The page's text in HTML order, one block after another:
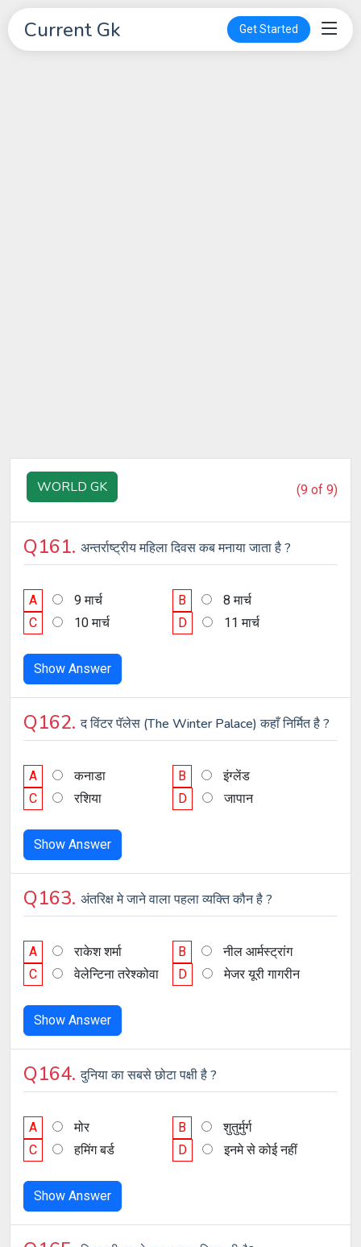
Current Gk Get Started
WORLD GK (9 of 9)
Q161. अन्तर्राष्ट्रीय महिला दिवस कब मनाया जाता है ?
A 9 मार्च B
8 मार्च
C
10 मार्च D 11 मार्च
Show Answer
Q162.द विंटर पॅलेस (The Winter Palace) कहाँ निर्मित है ?
A कनाडा B
इंग्लेंड
C
रशिया D जापान
Show Answer
Q163. अंतरिक्ष मे जाने वाला पहला व्यक्ति कौन है ?
A राकेश शर्मा B
नील आर्मस्ट्रांग
C
वेलेन्टिना तरेश्कोवा D मेजर यूरी गागरीन
Show Answer
Q164.दुनिया का सबसे छोटा पक्षी है ?
A मोर B
शुतुर्मुर्ग
C
हमिंग बर्ड D इनमे से कोई नहीं
Show Answer